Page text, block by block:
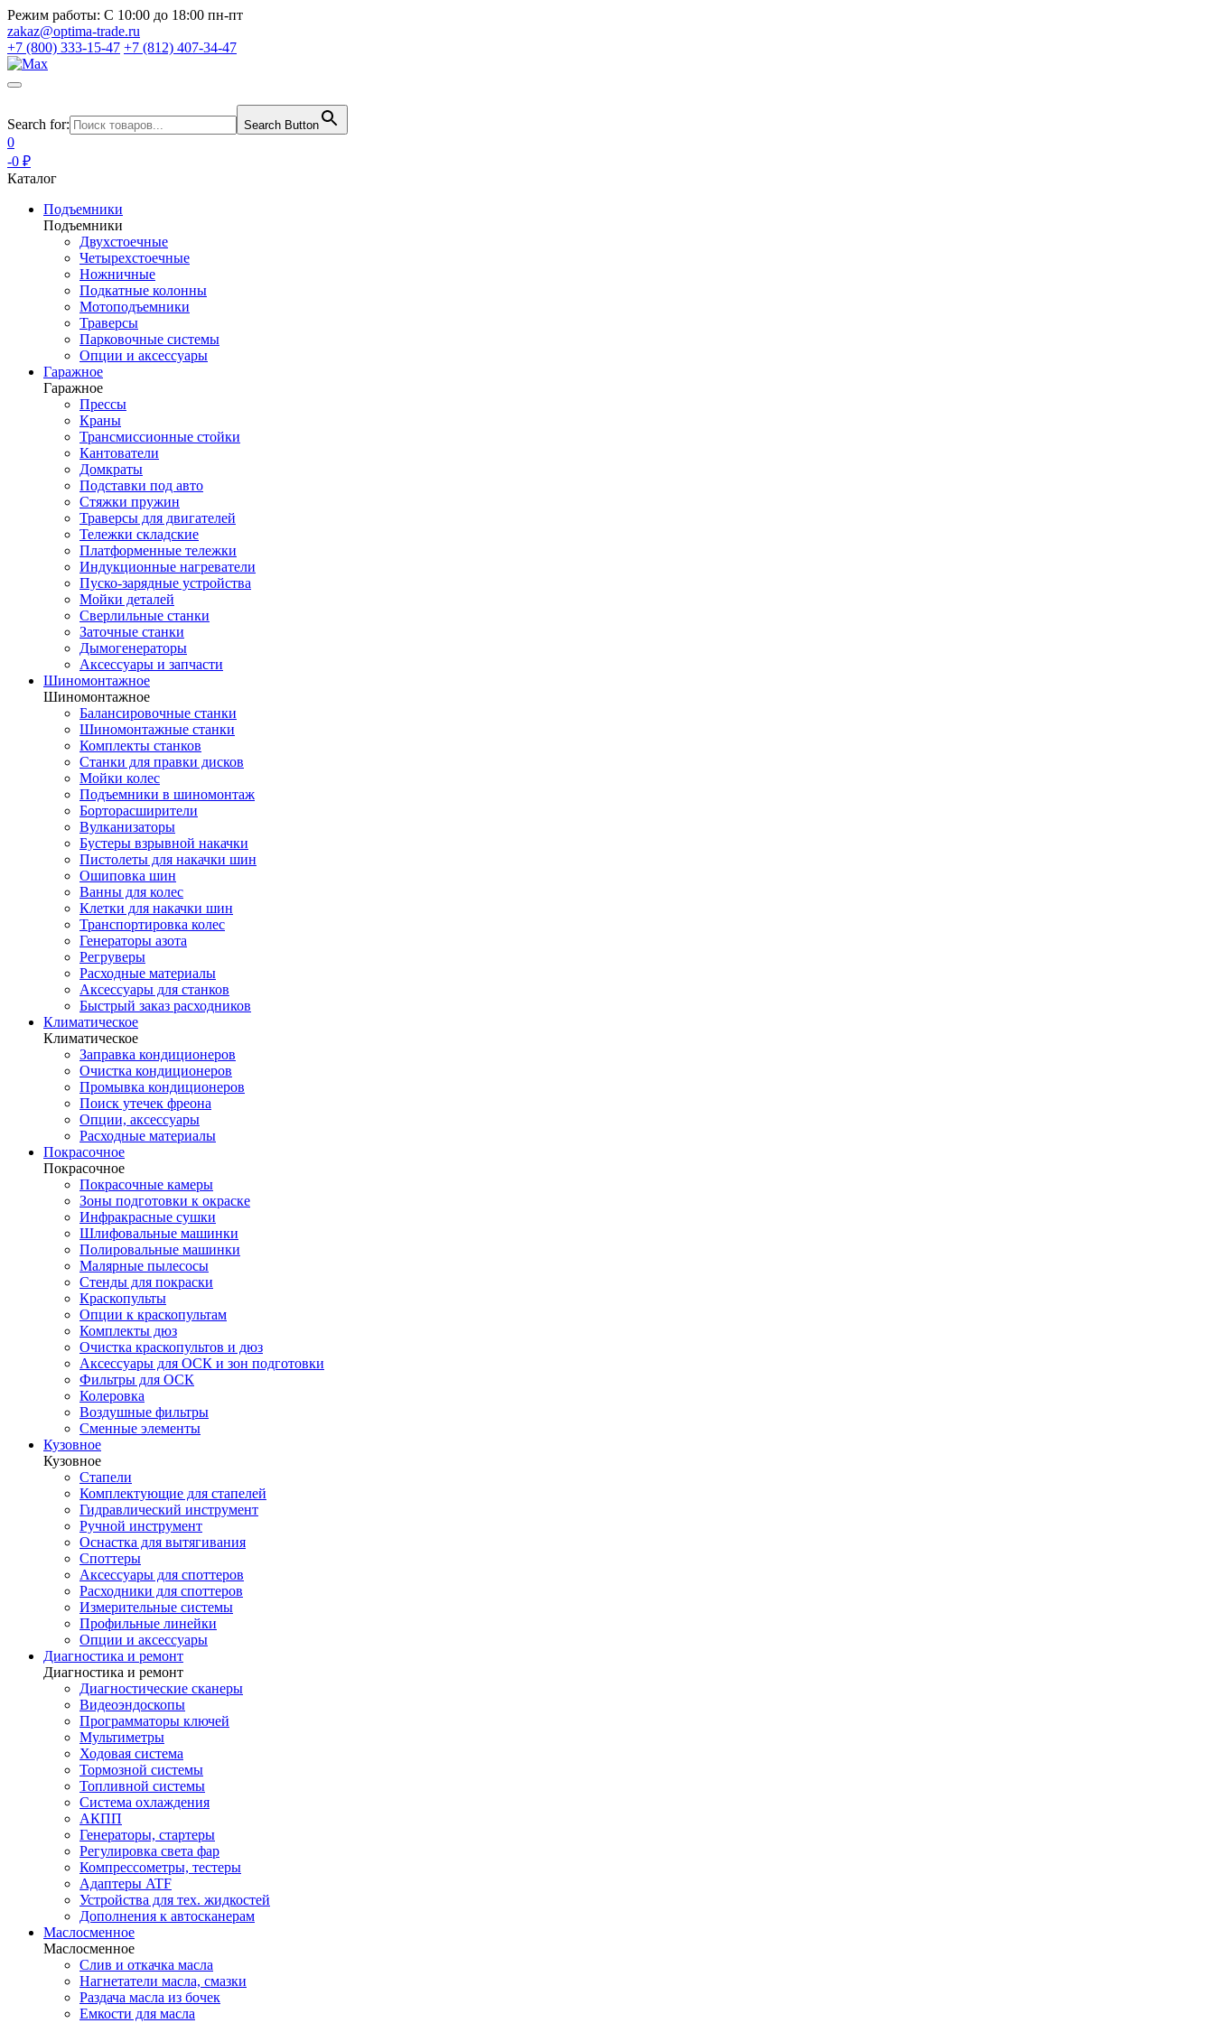
Режим работы: С 10:00 до 18:00 пн-пт
zakaz@optima-trade.ru
+7 (800) 333-15-47 +7 (812) 407-34-47
Search for: Search Button
0
-0 ₽
Каталог
Подъемники
Подъемники
Двухстоечные
Четырехстоечные
Ножничные
Подкатные колонны
Мотоподъемники
Траверсы
Парковочные системы
Опции и аксессуары
Гаражное
Гаражное
Прессы
Краны
Трансмиссионные стойки
Кантователи
Домкраты
Подставки под авто
Стяжки пружин
Траверсы для двигателей
Тележки складские
Платформенные тележки
Индукционные нагреватели
Пуско-зарядные устройства
Мойки деталей
Сверлильные станки
Заточные станки
Дымогенераторы
Аксессуары и запчасти
Шиномонтажное
Шиномонтажное
Балансировочные станки
Шиномонтажные станки
Комплекты станков
Станки для правки дисков
Мойки колес
Подъемники в шиномонтаж
Борторасширители
Вулканизаторы
Бустеры взрывной накачки
Пистолеты для накачки шин
Ошиповка шин
Ванны для колес
Клетки для накачки шин
Транспортировка колес
Генераторы азота
Регруверы
Расходные материалы
Аксессуары для станков
Быстрый заказ расходников
Климатическое
Климатическое
Заправка кондиционеров
Очистка кондиционеров
Промывка кондиционеров
Поиск утечек фреона
Опции, аксессуары
Расходные материалы
Покрасочное
Покрасочное
Покрасочные камеры
Зоны подготовки к окраске
Инфракрасные сушки
Шлифовальные машинки
Полировальные машинки
Малярные пылесосы
Стенды для покраски
Краскопульты
Опции к краскопультам
Комплекты дюз
Очистка краскопультов и дюз
Аксессуары для ОСК и зон подготовки
Фильтры для ОСК
Колеровка
Воздушные фильтры
Сменные элементы
Кузовное
Кузовное
Стапели
Комплектующие для стапелей
Гидравлический инструмент
Ручной инструмент
Оснастка для вытягивания
Споттеры
Аксессуары для споттеров
Расходники для споттеров
Измерительные системы
Профильные линейки
Опции и аксессуары
Диагностика и ремонт
Диагностика и ремонт
Диагностические сканеры
Видеоэндоскопы
Программаторы ключей
Мультиметры
Ходовая система
Тормозной системы
Топливной системы
Система охлаждения
АКПП
Генераторы, стартеры
Регулировка света фар
Компрессометры, тестеры
Адаптеры ATF
Устройства для тех. жидкостей
Дополнения к автосканерам
Маслосменное
Маслосменное
Слив и откачка масла
Нагнетатели масла, смазки
Раздача масла из бочек
Емкости для масла